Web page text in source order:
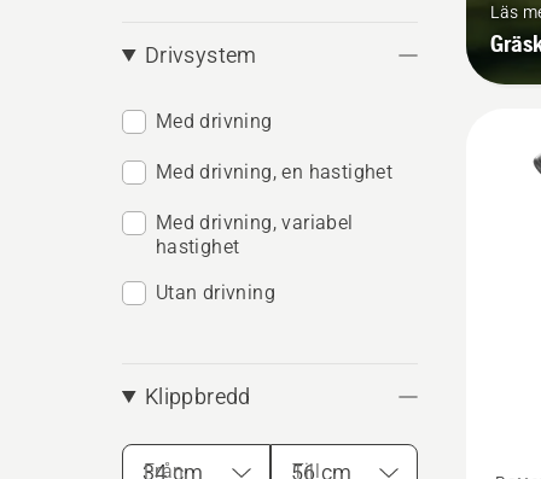
Drivsystem
Med drivning
Med drivning, en hastighet
Med drivning, variabel
hastighet
Utan drivning
Klippbredd
Från Till
Läs